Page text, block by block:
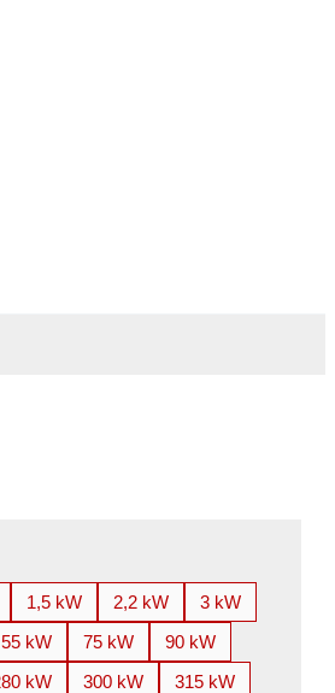
1,5 kW 2,2 kW
3 kW
55 kW 75 kW
90 kW
kW 300 kW
315 kW